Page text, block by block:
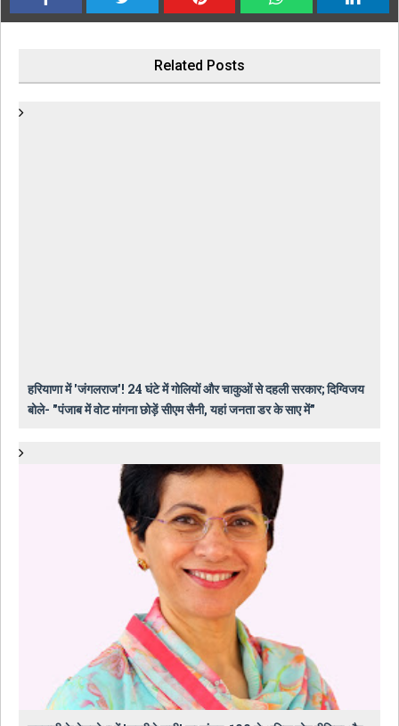
Related Posts
हरियाणा में 'जंगलराज'! 24 घंटे में गोलियों और चाकुओं से दहली सरकार; दिग्विजय
बोले- "पंजाब में वोट मांगना छोड़ें सीएम सैनी, यहां जनता डर के साए में"